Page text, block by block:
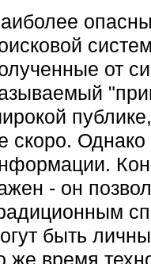
от
скоро. Однако
- он
быть
же время